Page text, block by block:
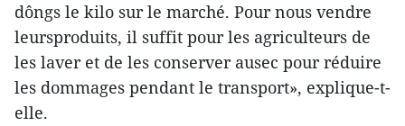
dôngs le kilo sur le marché. Pour nous vendre
leursproduits, il suffit pour les agriculteurs de
les laver et de les conserver ausec pour réduire
les dommages pendant le transport», explique-t-
elle.